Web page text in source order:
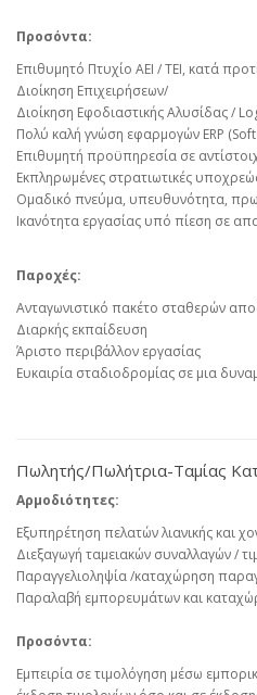
Προσόντα:
Επιθυμητό Πτυχίο ΑΕΙ / ΤΕΙ, κατά
Διοίκηση Επιχειρήσεων/
Διοίκηση Εφοδιαστικής Αλυσίδας /
Πολύ καλή γνώση εφαρμογών ERP
Επιθυμητή προϋπηρεσία σε
Εκπληρωμένες στρατιωτικές
Ομαδικό πνεύμα, υπευθυνότητα,
Ικανότητα εργασίας υπό πίεση σε
Παροχές:
Ανταγωνιστικό πακέτο σταθερών
Διαρκής εκπαίδευση
Άριστο περιβάλλον εργασίας
Ευκαιρία σταδιοδρομίας σε μια
Πωλητής/Πωλήτρια-Ταμίας
Αρμοδιότητες:
Εξυπηρέτηση πελατών λιανικής και
Διεξαγωγή ταμειακών συναλλαγών /
Παραγγελιοληψία /καταχώρηση
Παραλαβή εμπορευμάτων και
Προσόντα:
Εμπειρία σε τιμολόγηση μέσω